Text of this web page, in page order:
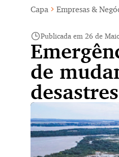
Capa Empresas &
Publicada em 26 de
de
desastres